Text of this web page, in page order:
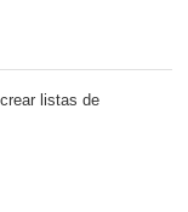
listas de